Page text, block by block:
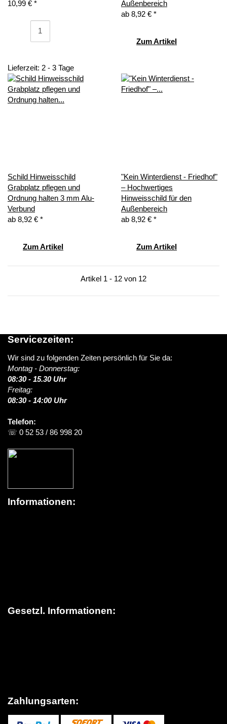
10,99 € *
Lieferzeit: 2 - 3 Tage
Außenbereich
ab 8,92 € *
Zum Artikel
Schild Hinweisschild
Grabplatz pflegen und
Ordnung halten 3 mm Alu-
Verbund
ab 8,92 € *
Zum Artikel
"Kein Winterdienst - Friedhof"
– Hochwertiges
Hinweisschild für den
Außenbereich
ab 8,92 € *
Zum Artikel
Artikel 1 - 12 von 12
Servicezeiten:
Wir sind zu folgenden Zeiten persönlich für Sie da:
Montag - Donnerstag:
08:30 - 15.30 Uhr
Freitag:
08:30 - 14:00 Uhr
Telefon:
☏ 0 52 53 / 86 998 20
Informationen:
Gesetzl. Informationen:
Zahlungsarten: